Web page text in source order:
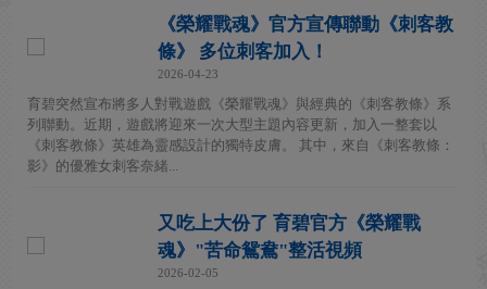
《榮耀戰魂》官方宣傳聯動《刺客教
條》 多位刺客加入！
2026-04-23
育碧突然宣布將多人對戰遊戲《榮耀戰魂》與經典的《刺客教條》系
列聯動。近期，遊戲將迎來一次大型主題內容更新，加入一整套以
《刺客教條》英雄為靈感設計的獨特皮膚。 其中，來自《刺客教條：
影》的優雅女刺客奈緒...
又吃上大份了 育碧官方《榮耀戰
魂》"苦命鴛鴦"整活視頻
2026-02-05